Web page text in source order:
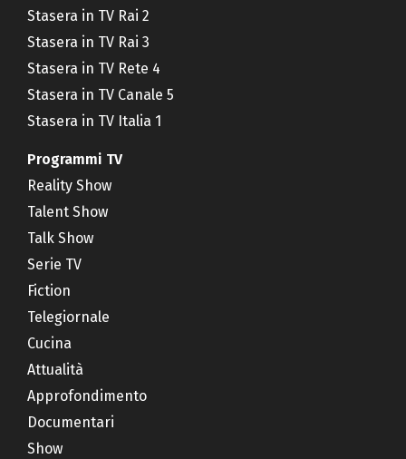
Stasera in TV Rai 2
Stasera in TV Rai 3
Stasera in TV Rete 4
Stasera in TV Canale 5
Stasera in TV Italia 1
Programmi TV
Reality Show
Talent Show
Talk Show
Serie TV
Fiction
Telegiornale
Cucina
Attualità
Approfondimento
Documentari
Show